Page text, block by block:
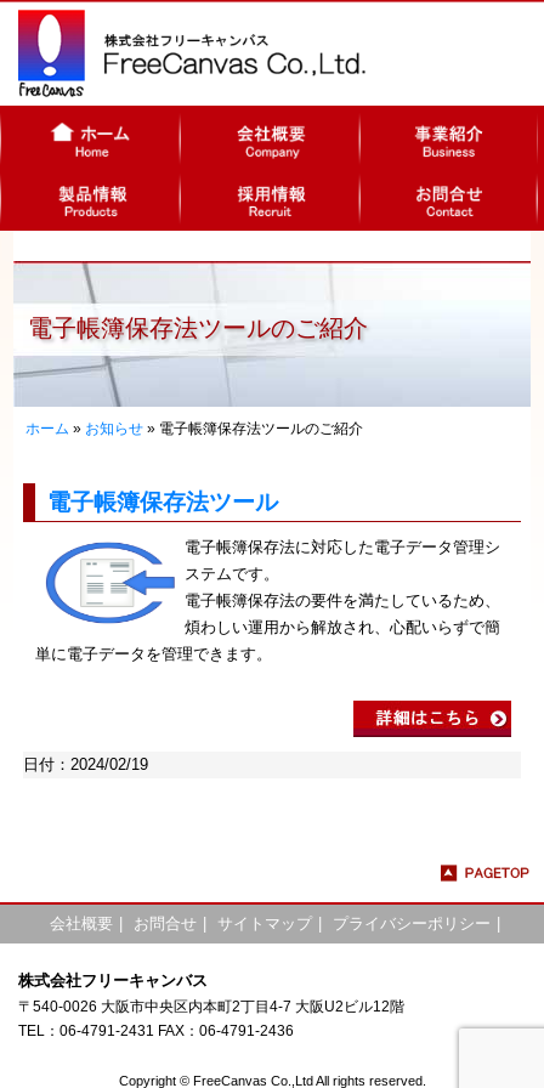
電子帳簿保存法ツールのご紹介
ホーム » お知らせ » 電子帳簿保存法ツールのご紹介
電子帳簿保存法ツール
電子帳簿保存法に対応した電子データ管理シ
ステムです。
電子帳簿保存法の要件を満たしているため、
煩わしい運用から解放され、心配いらずで簡
単に電子データを管理できます。
日付：2024/02/19
会社概要 お問合せ サイトマップ プライバシーポリシー
株式会社フリーキャンバス
〒540-0026 大阪市中央区内本町2丁目4-7 大阪U2ビル12階
TEL：06-4791-2431 FAX：06-4791-2436
Copyright © FreeCanvas Co.,Ltd All rights reserved.